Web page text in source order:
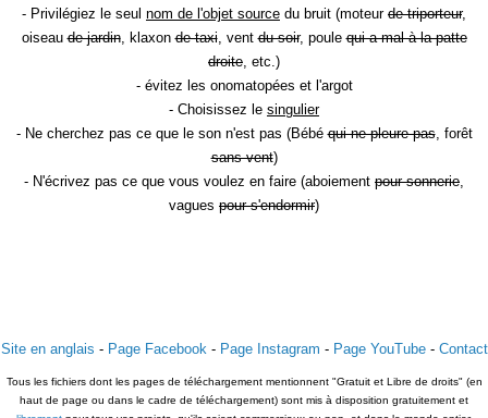
- Privilégiez le seul nom de l'objet source du bruit (moteur de triporteur,
oiseaude jardin, klaxonde taxi, ventdu soir, poulequi a mal à la patte
droite, etc.)
- évitez les onomatopées et l'argot
- Choisissez le singulier
- Ne cherchez pas ce que le son n'est pas (Bébéqui ne pleure pas, forêt
sans vent)
- N'écrivez pas ce que vous voulez en faire (aboiement pour sonnerie,
vagues pour s'endormir)
Site en anglais - Page Facebook- Page Instagram - Page YouTube- Contact
Tous les fichiers dont les pages de téléchargement mentionnent "Gratuit et Libre de droits" (en
haut de page ou dans le cadre de téléchargement) sont mis à disposition gratuitement et